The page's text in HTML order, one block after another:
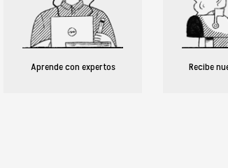
Aprende con expertos Recibe